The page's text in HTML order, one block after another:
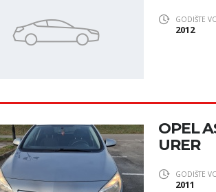
GODIŠTE
2012
OPEL
URER
GODIŠTE
2011